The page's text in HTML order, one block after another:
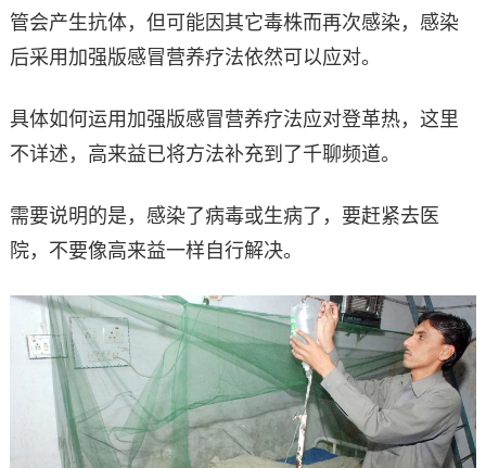
管会产生抗体，但可能因其它毒株而再次感染，感染
后采用加强版感冒营养疗法依然可以应对。
具体如何运用加强版感冒营养疗法应对登革热，这里
不详述，高来益已将方法补充到了千聊频道。
需要说明的是，感染了病毒或生病了，要赶紧去医
院，不要像高来益一样自行解决。